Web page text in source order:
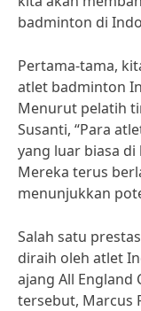
badminton di
Pertama-tama,
atlet badminton
Menurut pelatih
Susanti, “Para
yang luar biasa
Mereka terus
menunjukkan
Salah satu
diraih oleh atlet
ajang All England
tersebut, Marcus